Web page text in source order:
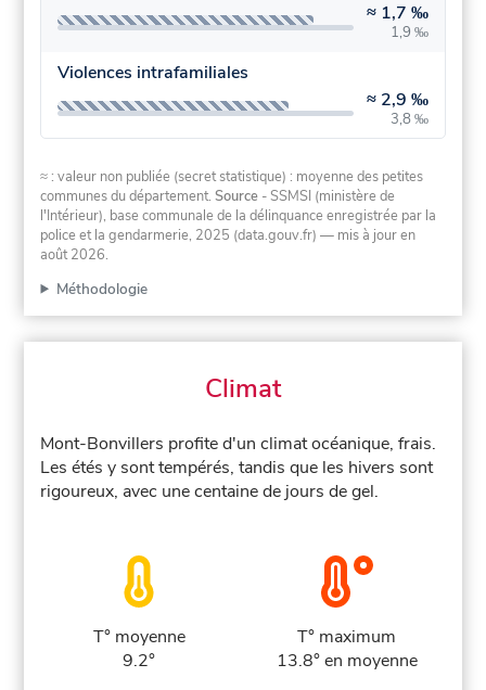
≈ 1,7 ‰
1,9 ‰
Violences intrafamiliales
≈ 2,9 ‰
3,8 ‰
≈ : valeur non publiée (secret statistique) : moyenne des petites
communes du département.Source - SSMSI (ministère de
l'Intérieur), base communale de la délinquance enregistrée par la
police et la gendarmerie, 2025 (data.gouv.fr) — mis à jour en
août 2026.
Méthodologie
Climat
Mont-Bonvillers profite d'un climat océanique, frais.
Les étés y sont tempérés, tandis que les hivers sont
rigoureux, avec une centaine de jours de gel.
T° moyenne
9.2°
T° maximum
13.8° en moyenne